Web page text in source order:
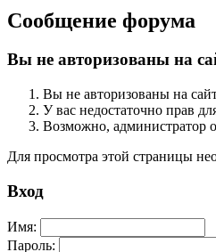
Сообщение форума
Вы не авторизованы на
Вы не авторизованы на
У вас недостаточно прав
Возможно, администратор
Для просмотра этой страницы
Вход
Имя:
Пароль: